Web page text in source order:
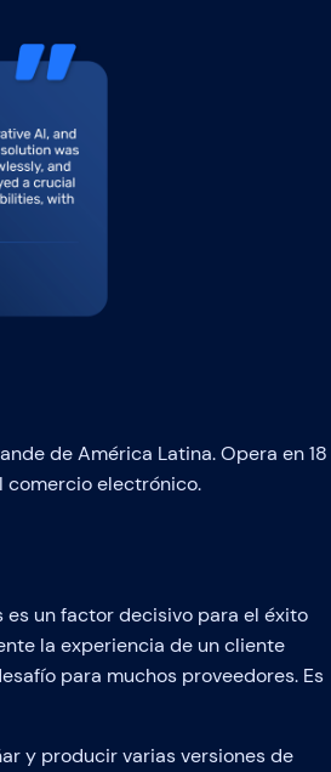
de América Latina. Opera en 18
comercio electrónico.
un factor decisivo para el éxito
la experiencia de un cliente
para muchos proveedores. Es
y producir varias versiones de